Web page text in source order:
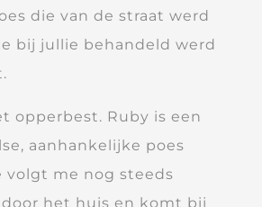
die van de straat werd
bij jullie behandeld werd
opperbest. Ruby is een
aanhankelijke poes
volgt me nog steeds
het huis en komt bij